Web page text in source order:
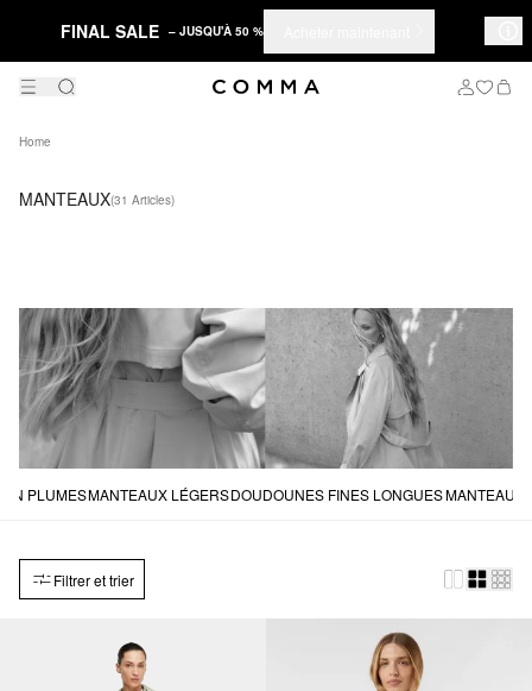
FINAL SALE – JUSQU'À 50 %
Home
MANTEAUX(31 Articles)
PLUMESMANTEAUX LÉGERSDOUDOUNES FINES LONGUESMANTEAUX
Filtrer et trier